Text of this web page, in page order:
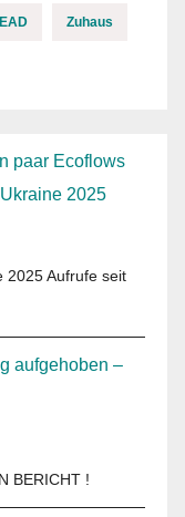
Zuhaus
paar Ecoflows
2025
Aufrufe seit
aufgehoben –
BERICHT !